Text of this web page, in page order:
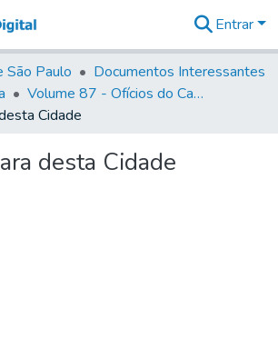
&
Coleções
Tudo na
Biblioteca
Estatísticas
Entrar
São Paulo
Documentos Interessantes
Volume 87 - Ofícios do Capitão General Antonio Manoel de Melo Castro e Mendonça (1797- 1801)
Cidade
desta Cidade